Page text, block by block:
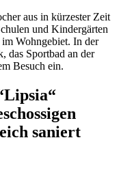
aus in kürzester Zeit
und Kindergärten
Wohngebiet. In der
das Sportbad an der
Besuch ein.
saniert